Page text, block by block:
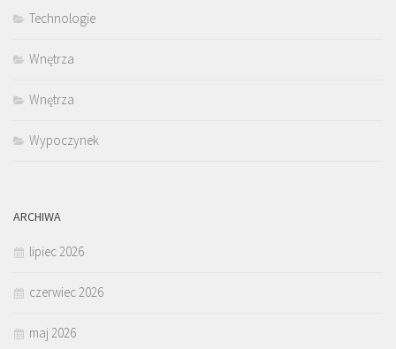
Technologie
Wnętrza
Wnętrza
Wypoczynek
ARCHIWA
lipiec 2026
czerwiec 2026
maj 2026